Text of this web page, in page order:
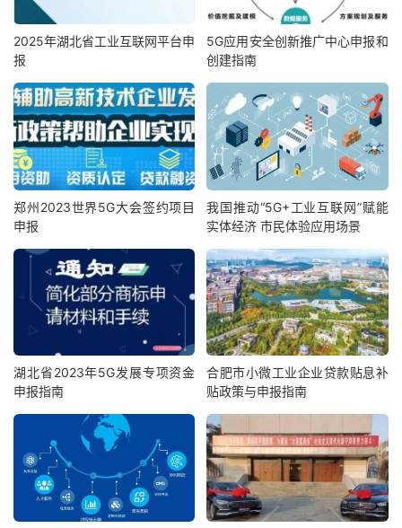
2025年湖北省工业互联网平台申
报
5G应用安全创新推广中心申报和
创建指南
郑州2023世界5G大会签约项目
申报
我国推动“5G+工业互联网”赋能
实体经济 市民体验应用场景
湖北省2023年5G发展专项资金
申报指南
合肥市小微工业企业贷款贴息补
贴政策与申报指南